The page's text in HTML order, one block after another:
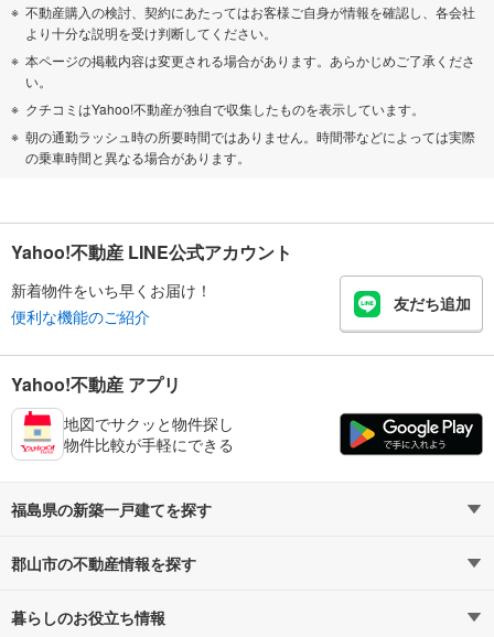
不動産購入の検討、契約にあたってはお客様ご自身が情報を確認し、各会社
より十分な説明を受け判断してください。
本ページの掲載内容は変更される場合があります。あらかじめご了承くださ
い。
クチコミはYahoo!不動産が独自で収集したものを表示しています。
朝の通勤ラッシュ時の所要時間ではありません。時間帯などによっては実際
の乗車時間と異なる場合があります。
Yahoo!不動産 LINE公式アカウント
新着物件をいち早くお届け！
便利な機能のご紹介
友だち追加
Yahoo!不動産 アプリ
地図でサクッと物件探し
物件比較が手軽にできる
福島県の新築一戸建てを探す
路線・駅から探す
通勤・通学時間から探す
郡山市の不動産情報を探す
不動産・住宅
暮らしのお役立ち情報